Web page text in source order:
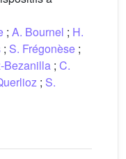
; A. Bournel ; H.
; S. Frégonèse ;
Bezanilla ; C.
; S.